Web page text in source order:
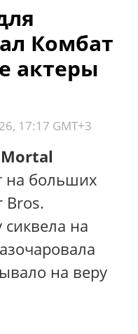
Комбат
актеры
17:17 GMT+3
Mortal
на больших
Bros.
на
на веру